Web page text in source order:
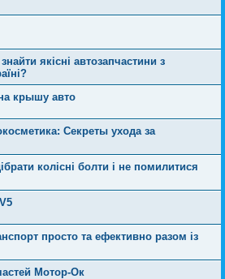
якісні автозапчастини з
крышу авто
Секреты ухода за
колісні болти і не помилитися
просто та ефективно разом із
Мотор-Ок